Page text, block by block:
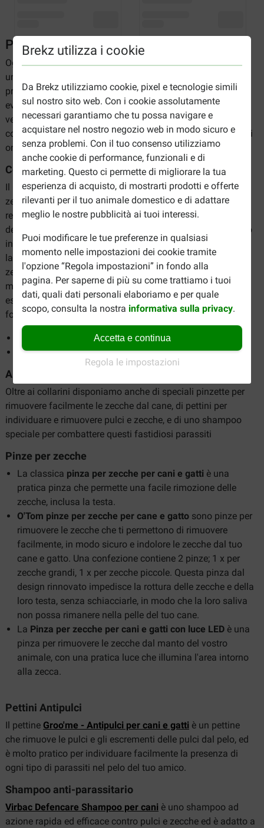
Brekz utilizza i cookie
Da Brekz utilizziamo cookie, pixel e tecnologie simili
sul nostro sito web. Con i cookie assolutamente
necessari garantiamo che tu possa navigare e
acquistare nel nostro negozio web in modo sicuro e
senza problemi. Con il tuo consenso utilizziamo
anche cookie di performance, funzionali e di
marketing. Questo ci permette di migliorare la tua
esperienza di acquisto, di mostrarti prodotti e offerte
rilevanti per il tuo animale domestico e di adattare
meglio le nostre pubblicità ai tuoi interessi.
Puoi modificare le tue preferenze in qualsiasi
momento nelle impostazioni dei cookie tramite
l'opzione “Regola impostazioni” in fondo alla
pagina. Per saperne di più su come trattiamo i tuoi
dati, quali dati personali elaboriamo e per quale
scopo, consulta la nostra informativa sulla privacy.
Accetta e continua
Regola le impostazioni
Prodotti contro le zecche nel cane
Ogni cane prima o poi si troverà con questo problema:
un'infestazione di
prodotti per aiutarti a combattere questi parassiti. Per
evitare che il tuo cane sia infastidito da pruriti o bruciori, o
venga infettato da malattie trasmesse dalle zecche, puoi
combattere le zecche con i prodotti che puoi ordinare da noi
online.
Collari Scalibor
Il Collare Scalibor per cane è un collare per combattere
zecche, mosche e zanzare, e che ne previene la
reinfestazione. Il principio attivo di questo collare è la
deltametrina, e il suo effetto dura 5-6 mesi. Questo prodotto
inodore previene che insetti come le mosche della sabbia o
la filaria succhino il sangue del tuo cane, e allontana le
zecche. In questo modo il collare protegge il tuo cane dalle
malattie causate da questi parassiti. Questo collare può
essere adattato al collo del cane ed è disponibile in due
formati a seconda della taglia del cane.
Collare Scalibor Small/Medium per cane
Collare Scalibor Large per cane
Altri prodotti contro le zecche
Oltre ai collarini disponiamo anche di speciali pinzette per
rimuovere facilmente le zecche dal cane, di pettini per
individuare e rimuovere pulci e zecche, e di uno shampoo
speciale per combattere questi fastidiosi parassiti
Pinze per zecche
La classica pinza per zecche per cani e gatti è una
pratica pinza che permette una facile rimozione delle
zecche, inclusa la testa.
O'Tom pinze per zecche per cane e gatto sono pinze per
rimuovere le zecche che ti permettono di rimuovere
facilmente, in modo sicuro e indolore le zecche dal tuo
cane e gatto. Una confezione contiene 2 pinze; 1 x per
zecche grandi, 1 x per zecche piccole. Questa pinza dal
design rinnovato impedisce la rottura delle zecche e della
loro testa, senza schiacciarle, in modo che la loro saliva
non possa rimanere nella pelle del tuo cane.
La Pinza per zecche per cani e gatti con luce LED è una
pinza per rimuovere le zecche dal manto del vostro
animale, con una pratica luce che illumina l'area intorno
alla zecca.
Pettini Antipulci
Il pettine Groo'me - Antipulci per cani e gatti è un pettine
che rimuove le pulci e gli escrementi delle pulci dal pelo, ed
è molto pratico per individuare facilmente la presenza di
ogni tipo di parassiti nel pelo del tuo amico.
Shampoo anti-parassitario
Virbac Defencare Shampoo per cani è uno shampoo ad
azione rapida ed efficace contro pulci e zecche ed è adatto a